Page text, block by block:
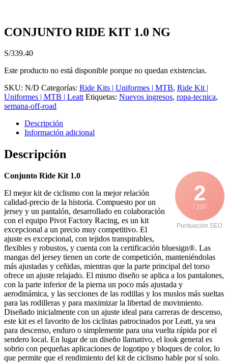
CONJUNTO RIDE KIT 1.0 NG
S/339.40
Este producto no está disponible porque no quedan existencias.
SKU: N/D Categorías: Ride Kits | Uniformes | MTB, Ride Kit |
Uniformes | MTB | Leatt Etiquetas: Nuevos ingresos, ropa-tecnica,
semana-off-road
Descripción
Información adicional
Descripción
2
/ 100
Puntuación SEO
Conjunto Ride Kit 1.0
El mejor kit de ciclismo con la mejor relación
calidad-precio de la historia. Compuesto por un
jersey y un pantalón, desarrollado en colaboración
con el equipo Pivot Factory Racing, es un kit
excepcional a un precio muy competitivo. El
ajuste es excepcional, con tejidos transpirables,
flexibles y robustos, y cuenta con la certificación bluesign®. Las
mangas del jersey tienen un corte de competición, manteniéndolas
más ajustadas y ceñidas, mientras que la parte principal del torso
ofrece un ajuste relajado. El mismo diseño se aplica a los pantalones,
con la parte inferior de la pierna un poco más ajustada y
aerodinámica, y las secciones de las rodillas y los muslos más sueltas
para las rodilleras y para maximizar la libertad de movimiento.
Diseñado inicialmente con un ajuste ideal para carreras de descenso,
este kit es el favorito de los ciclistas patrocinados por Leatt, ya sea
para descenso, enduro o simplemente para una vuelta rápida por el
sendero local. En lugar de un diseño llamativo, el look general es
sobrio con pequeñas aplicaciones de logotipo y bloques de color, lo
que permite que el rendimiento del kit de ciclismo hable por sí solo.